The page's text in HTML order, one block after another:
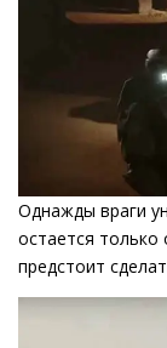
Однажды враги
остается
предстоит